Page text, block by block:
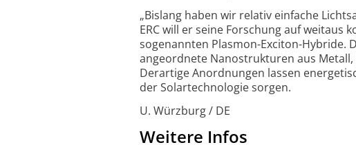
„Bislang haben wir relativ einfache
ERC will er seine Forschung auf weitaus
sogenannten Plasmon-Exciton-Hybride.
angeordnete Nanostrukturen aus
Derartige Anordnungen lassen
der Solartechnologie sorgen.
U. Würzburg / DE
Weitere Infos